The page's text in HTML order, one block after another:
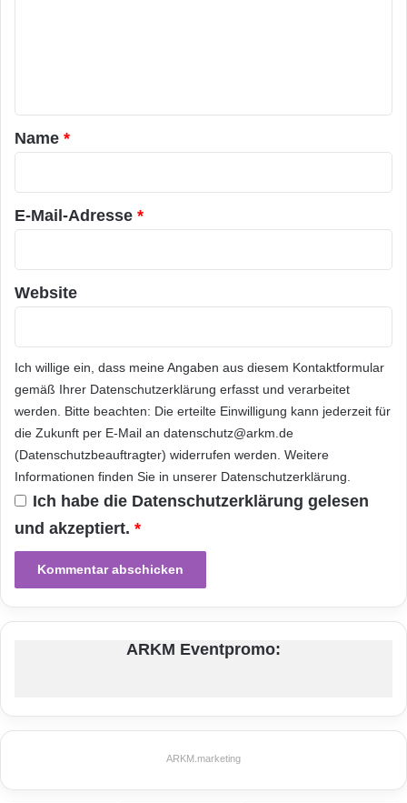
Orginal-Meldung:
Festnetz Hardware
Informationstechnik Internet ITK
Telekommunikation
s
a
t
I
n
t
l
H
6
a
r
*
Name *
E-Mail-Adresse *
Website
Ich willige ein, dass meine Angaben aus diesem Kontaktformular
gemäß Ihrer Datenschutzerklärung erfasst und verarbeitet
werden. Bitte beachten: Die erteilte Einwilligung kann jederzeit für
die Zukunft per E-Mail an datenschutz@arkm.de
(Datenschutzbeauftragter) widerrufen werden. Weitere
Informationen finden Sie in unserer Datenschutzerklärung
Ich habe die Datenschutzerklärung gelesen
und akzeptiert. *
ARKM Eventpromo:
ARKM.marketing